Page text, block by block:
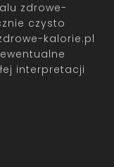
zdrowe-
czysto
kalorie.pl
interpretacji